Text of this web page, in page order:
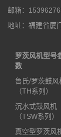
邮箱：
地址：福建省厦
罗茨风机型号
数
鲁氏/罗茨鼓风
（TH系列）
沉水式鼓风机
（TSW系列）
真空型罗茨风